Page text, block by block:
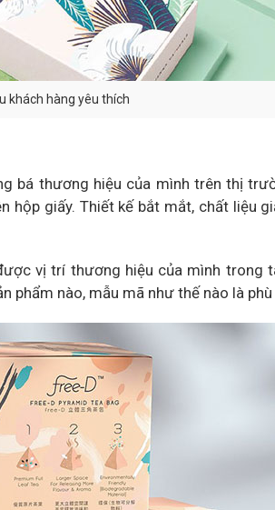
khách hàng yêu thích
bá thương hiệu của mình trên thị
hộp giấy. Thiết kế bắt mắt, chất liệu
vị trí thương hiệu của mình trong
phẩm nào, mẫu mã như thế nào là phù